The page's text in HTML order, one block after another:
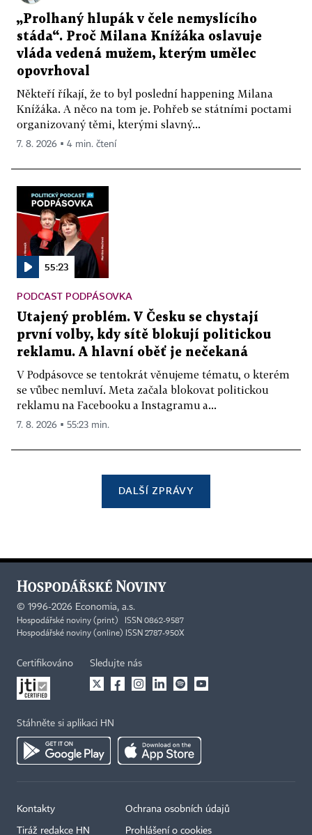
„Prolhaný hlupák v čele nemyslícího
stáda“. Proč Milana Knížáka oslavuje
vláda vedená mužem, kterým umělec
opovrhoval
Někteří říkají, že to byl poslední happening Milana
Knížáka. A něco na tom je. Pohřeb se státními poctami
organizovaný těmi, kterými slavný...
7. 8. 2026 ▪ 4 min. čtení
55:23
PODCAST PODPÁSOVKA
Utajený problém. V Česku se chystají
první volby, kdy sítě blokují politickou
reklamu. A hlavní oběť je nečekaná
V Podpásovce se tentokrát věnujeme tématu, o kterém
se vůbec nemluví. Meta začala blokovat politickou
reklamu na Facebooku a Instagramu a...
7. 8. 2026 ▪ 55:23 min.
DALŠÍ ZPRÁVY
© 1996-2026 Economia, a.s.
Hospodářské noviny (print) ISSN 0862-9587
Hospodářské noviny (online) ISSN 2787-950X
Certifikováno Sledujte nás
Stáhněte si aplikaci HN
Kontakty
Tiráž redakce HN
Ochrana osobních údajů
Prohlášení o cookies